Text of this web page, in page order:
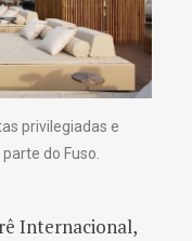
privilegiadas e
do Fuso.
Internacional,